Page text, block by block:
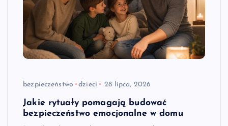
bezpieczeństwo dzieci 28 lipca, 2026
Jakie rytuały pomagają budować
bezpieczeństwo emocjonalne w domu